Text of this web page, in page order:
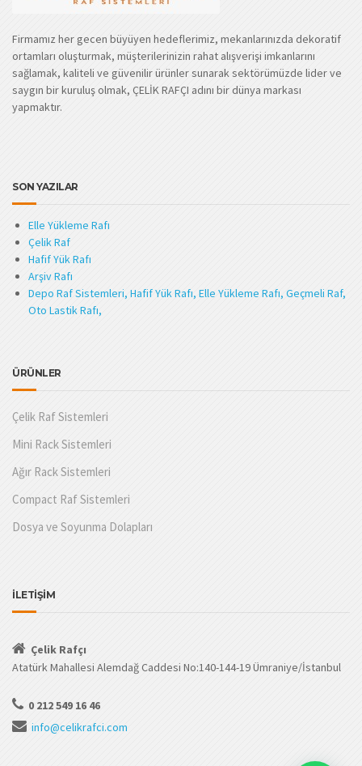
Firmamız her gecen büyüyen hedeflerimiz, mekanlarınızda dekoratif
ortamları oluşturmak, müşterilerinizin rahat alışverişi imkanlarını
sağlamak, kaliteli ve güvenilir ürünler sunarak sektörümüzde lider ve
saygın bir kuruluş olmak, ÇELİK RAFÇI adını bir dünya markası
yapmaktır.
SON YAZILAR
Elle Yükleme Rafı
Çelik Raf
Hafif Yük Rafı
Arşiv Rafı
Depo Raf Sistemleri, Hafif Yük Rafı, Elle Yükleme Rafı, Geçmeli Raf,
Oto Lastik Rafı,
ÜRÜNLER
Çelik Raf Sistemleri
Mini Rack Sistemleri
Ağır Rack Sistemleri
Compact Raf Sistemleri
Dosya ve Soyunma Dolapları
İLETİŞİM
Çelik Rafçı
Atatürk Mahallesi Alemdağ Caddesi No:140-144-19 Ümraniye/İstanbul
0 212 549 16 46
info@celikrafci.com